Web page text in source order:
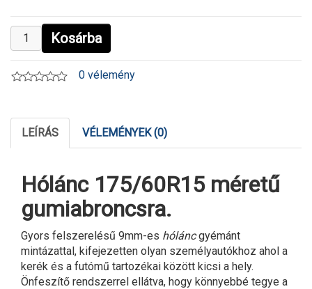
Kosárba
0 vélemény
LEÍRÁS VÉLEMÉNYEK (0)
Hólánc 175/60R15 méretű
gumiabroncsra.
Gyors felszerelésű 9mm-es hóláncgyémánt
mintázattal, kifejezetten olyan személyautókhoz ahol a
kerék és a futómű tartozékai között kicsi a hely.
Önfeszítő rendszerrel ellátva, hogy könnyebbé tegye a